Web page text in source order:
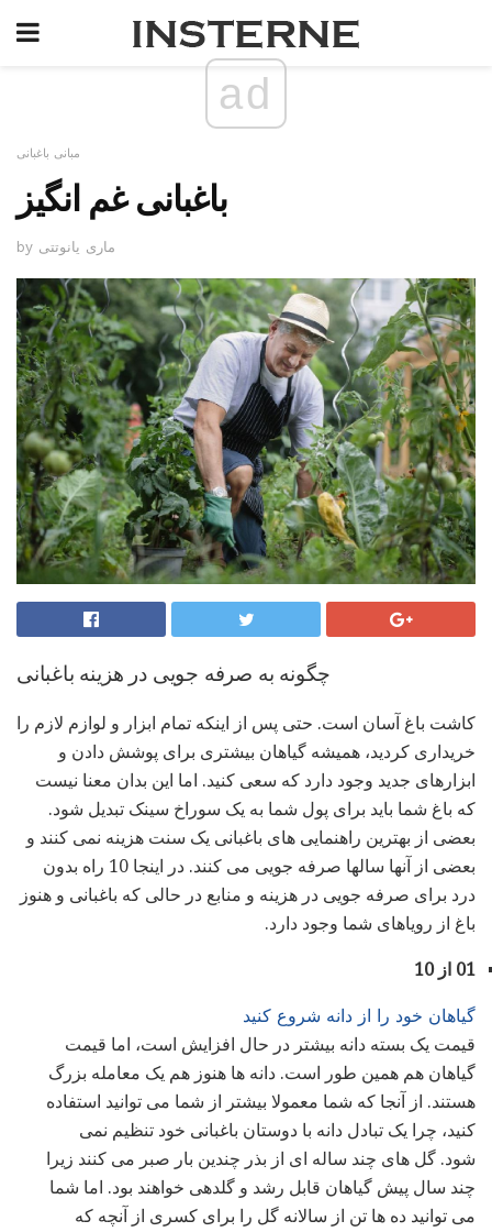
ad
مبانی باغبانی
باغبانی غم انگیز
by ماری یانوتتی
چگونه به صرفه جویی در هزینه باغبانی
کاشت باغ آسان است. حتی پس از اینکه تمام ابزار و لوازم لازم را
خریداری کردید، همیشه گیاهان بیشتری برای پوشش دادن و
ابزارهای جدید وجود دارد که سعی کنید. اما این بدان معنا نیست
که باغ شما باید برای پول شما به یک سوراخ سینک تبدیل شود.
بعضی از بهترین راهنمایی های باغبانی یک سنت هزینه نمی کنند و
بعضی از آنها سالها صرفه جویی می کنند. در اینجا 10 راه بدون
درد برای صرفه جویی در هزینه و منابع در حالی که باغبانی و هنوز
باغ از رویاهای شما وجود دارد.
01 از 10
گیاهان خود را از دانه شروع کنید
قیمت یک بسته دانه بیشتر در حال افزایش است، اما قیمت
گیاهان هم همین طور است. دانه ها هنوز هم یک معامله بزرگ
هستند. از آنجا که شما معمولا بیشتر از شما می توانید استفاده
کنید، چرا یک تبادل دانه با دوستان باغبانی خود تنظیم نمی
شود. گل های چند ساله ای از بذر چندین بار صبر می کنند زیرا
چند سال پیش گیاهان قابل رشد و گلدهی خواهند بود. اما شما
می توانید ده ها تن از سالانه گل را برای کسری از آنچه که